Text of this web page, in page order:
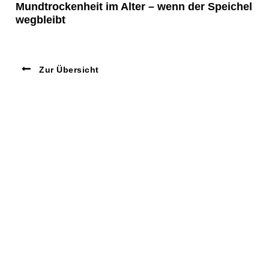
Mundtrockenheit im Alter – wenn der Speichel
wegbleibt
Zur Übersicht